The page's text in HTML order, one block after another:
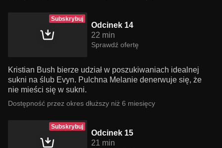
Subskrybuj
Odcinek 14
22 min
Sprawdź ofertę
Kristian Bush bierze udział w poszukiwaniach idealnej
sukni na ślub Evyn. Pulchna Melanie denerwuje się, że
nie mieści się w sukni.
Dostępność przez okres dłuższy niż 6 miesięcy
Subskrybuj
Odcinek 15
21 min